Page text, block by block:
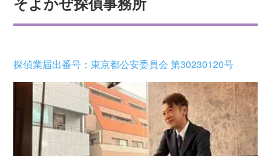
探偵業届出番号：東京都公安委員会 第30230120号